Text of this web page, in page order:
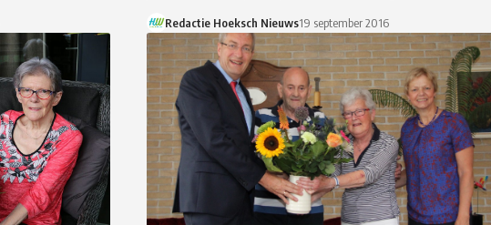
Redactie Hoeksch Nieuws19 september 2016